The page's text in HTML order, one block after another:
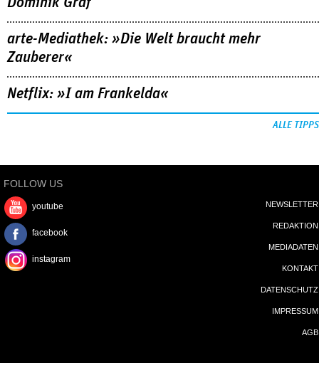
arte-Mediathek: »Die Welt braucht mehr
Zauberer«
Netflix: »I am Frankelda«
ALLE TIPPS
FOLLOW US
youtube
facebook
instagram
NEWSLETTER
REDAKTION
MEDIADATEN
KONTAKT
DATENSCHUTZ
IMPRESSUM
AGB